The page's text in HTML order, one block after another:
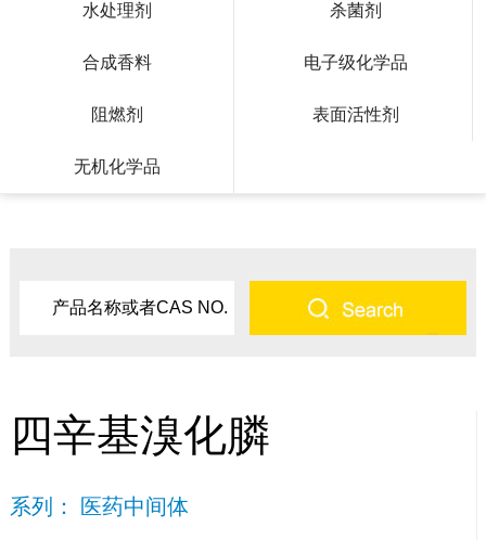
水处理剂 杀菌剂
合成香料 电子级化学品
阻燃剂 表面活性剂
无机化学品
四辛基溴化膦
系列： 医药中间体